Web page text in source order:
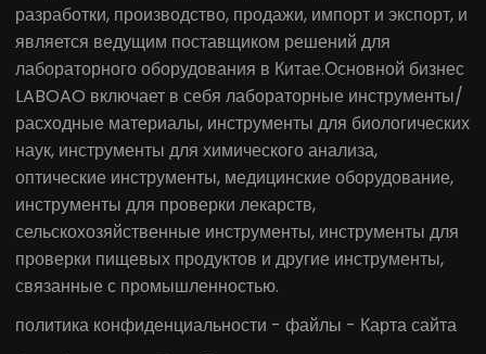
LABOAO является высокотехнологичным
предприятием, объединяющим исследования и
разработки, производство, продажи, импорт и экспорт, и
является ведущим поставщиком решений для
лабораторного оборудования в Китае.Основной бизнес
LABOAO включает в себя лабораторные инструменты/
расходные материалы, инструменты для биологических
наук, инструменты для химического анализа,
оптические инструменты, медицинские оборудование,
инструменты для проверки лекарств,
сельскохозяйственные инструменты, инструменты для
проверки пищевых продуктов и другие инструменты,
связанные с промышленностью.